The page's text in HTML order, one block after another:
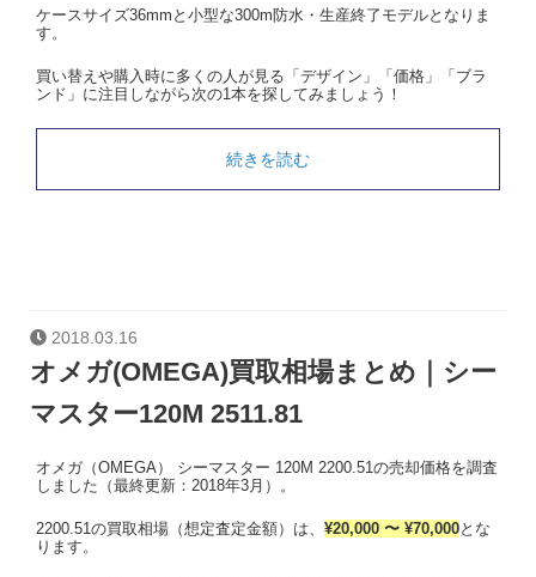
ケースサイズ36mmと小型な300m防水・生産終了モデルとなりま
す。
買い替えや購入時に多くの人が見る「デザイン」「価格」「ブラ
ンド」に注目しながら次の1本を探してみましょう！
続きを読む
2018.03.16
オメガ(OMEGA)買取相場まとめ｜シー
マスター120M 2511.81
オメガ（OMEGA） シーマスター 120M 2200.51の売却価格を調査
しました（最終更新：2018年3月）。
2200.51の買取相場（想定査定金額）は、 ¥20,000 〜 ¥70,000とな
ります。